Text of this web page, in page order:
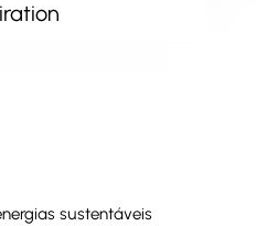
sustentáveis